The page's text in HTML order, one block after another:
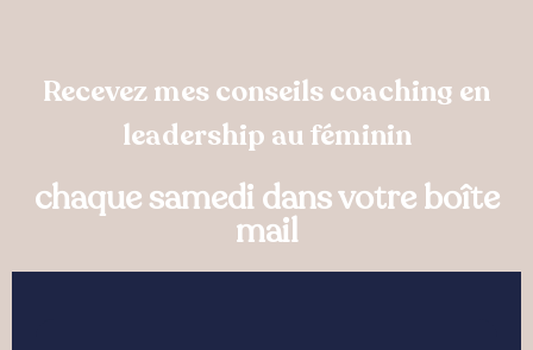
Recevez mes conseils coaching en
leadership au féminin
chaque samedi dans votre boîte
mail